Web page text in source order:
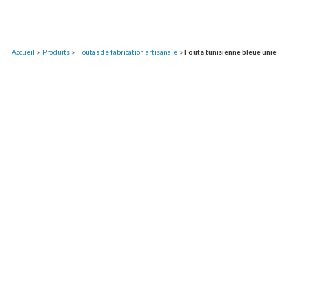
Accueil » Produits » Foutas de fabrication artisanale »Fouta tunisienne bleue unie